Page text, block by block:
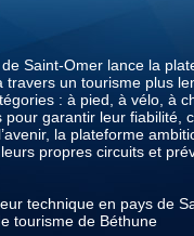
Saint-Omer lance la
un tourisme plus
: à pied, à vélo, à
garantir leur fiabilité,
la plateforme
propres circuits et
technique en pays de
tourisme de Béthune